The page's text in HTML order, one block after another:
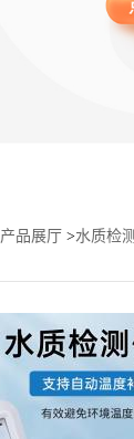
产品展厅 >水质检